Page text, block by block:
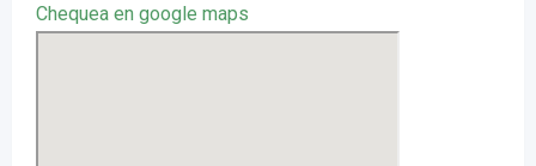
Chequea en google maps